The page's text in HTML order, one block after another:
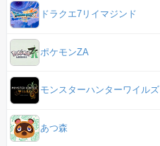
ドラクエ7リイマジンド
ポケモンZA
モンスターハンターワイルズ
あつ森